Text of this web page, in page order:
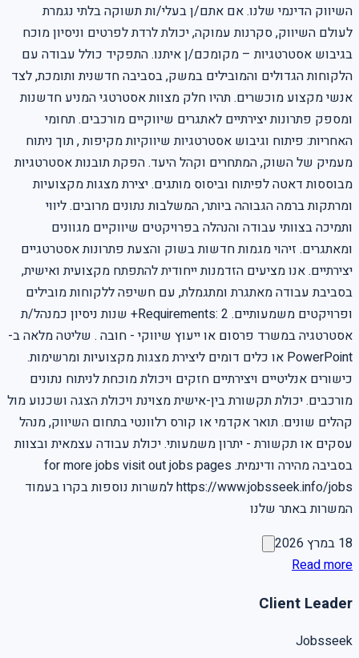
השיווק הדינמי שלנו. אם אתם/ן בעלי/ות תשוקה בלתי נגמרת
לעולם השיווק, סקרנות עמוקה, יכולת לרדת לפרטים וניסיון מוכח
בגיבוש אסטרטגיות – מקומכם/ן איתנו. התפקיד כולל עבודה עם
הלקוחות הגדולים והמובילים במשק, בסביבה חדשנית ותומכת, לצד
אנשי מקצוע מוכשרים. תהיו חלק מצוות אסטרטגי המניע חדשנות
ומספק פתרונות יצירתיים לאתגרים שיווקיים מורכבים. תחומי
האחריות: פיתוח וגיבוש אסטרטגיות שיווקיות מקיפות , תוך ניתוח
מעמיק של השוק, המתחרים וקהל היעד. הפקת תובנות אסטרטגיות
מבוססות דאטה לפיתוח וביסוס מותגים. יצירת מצגות מקצועיות
ומרתקות ברמה הגבוהה ביותר, המשלבות נתונים מרובים. ליווי
ותמיכה בצוותי עבודה והנהלה בפרויקטים שיווקיים מגוונים
ומאתגרים. זיהוי מגמות חדשות בשוק והצעת פתרונות אסטרטגיים
יצירתיים. אנו מציעים הזדמנות ייחודית להתפתח מקצועית ואישית,
בסביבת עבודה מאתגרת ומתגמלת, עם חשיפה ללקוחות מובילים
ופרויקטים משמעותיים. Requirements: 2+ שנות ניסיון כמנהל/ת
אסטרטגיה במשרד פרסום או ייעוץ שיווקי - חובה . שליטה מלאה ב-
PowerPoint או כלים דומים ליצירת מצגות מקצועיות ומרשימות.
כישורים אנליטיים ויצירתיים חזקים ויכולת מוכחת לניתוח נתונים
מורכבים. יכולת תקשורת בין-אישית מצוינת ויכולת הצגה ושכנוע מול
קהלים שונים. תואר אקדמי או קורס רלוונטי בתחום השיווק, מנהל
עסקים או תקשורת - יתרון משמעותי. יכולת עבודה עצמאית ובצוות
בסביבה מהירה ודינמית. for more jobs visit out jobs pages
https://www.jobsseek.info/jobs למשרות נוספות בקרו בעמוד
המשרות באתר שלנו
18 במרץ 2026
Read more
Client Leader
Jobsseek